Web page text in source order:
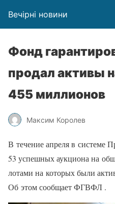
Вечірні новини
Фонд
продал активы
455 миллионов
Максим Королев
В течение апреля в системе
53 успешных аукциона на
лотами на которых были
Об этом сообщает ФГВФЛ .